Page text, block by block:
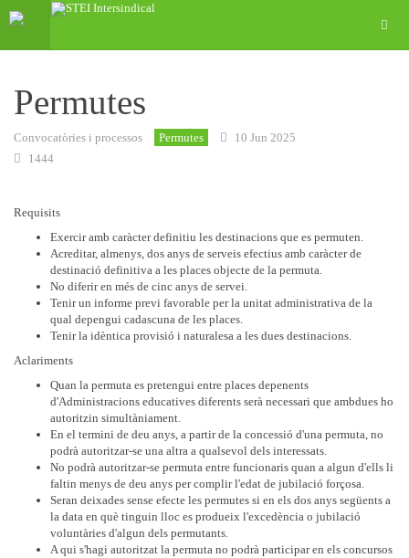
Permutes
Convocatòries i processos Permutes
10 Jun 2025
1444
Requisits
Exercir amb caràcter definitiu les destinacions que es permuten.
Acreditar, almenys, dos anys de serveis efectius amb caràcter de
destinació definitiva a les places objecte de la permuta.
No diferir en més de cinc anys de servei.
Tenir un informe previ favorable per la unitat administrativa de la
qual depengui cadascuna de les places.
Tenir la idèntica provisió i naturalesa a les dues destinacions.
Aclariments
Quan la permuta es pretengui entre places depenents
d'Administracions educatives diferents serà necessari que ambdues ho
autoritzin simultàniament.
En el termini de deu anys, a partir de la concessió d'una permuta, no
podrà autoritzar-se una altra a qualsevol dels interessats.
No podrà autoritzar-se permuta entre funcionaris quan a algun d'ells li
faltin menys de deu anys per complir l'edat de jubilació forçosa.
Seran deixades sense efecte les permutes si en els dos anys següents a
la data en què tinguin lloc es produeix l'excedència o jubilació
voluntàries d'algun dels permutants.
A qui s'hagi autoritzat la permuta no podrà participar en els concursos